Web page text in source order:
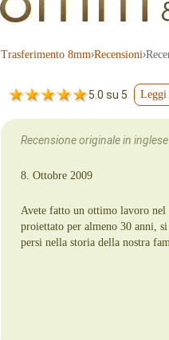
Tras­fe­ri­men­to 8mm›Recensioni›
5.0 su 5 Leggi
Recensione originale in
8. Ottobre 2009
Avete fatto un ottimo lavoro
proiettato per almeno 30 anni,
persi nella storia della nostra